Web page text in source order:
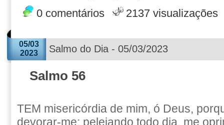
0 comentários 2137 visualizações
05/03
2023
Salmo do Dia - 05/03/2023
Salmo 56
TEM misericórdia de mim, ó Deus,
devorar-me; pelejando todo dia, me